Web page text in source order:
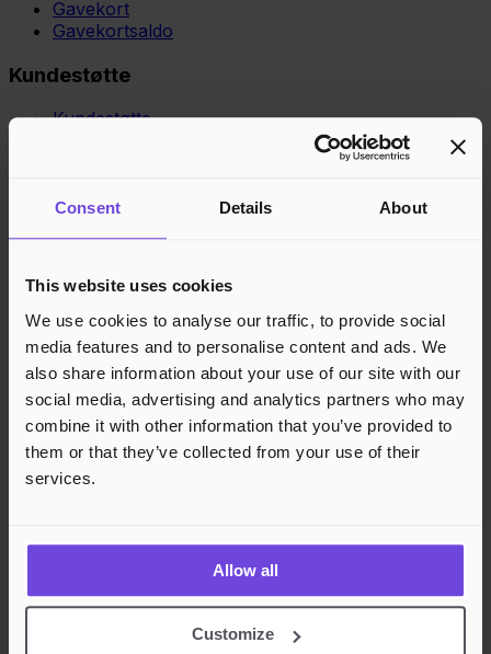
Consent Details About
This website uses cookies
We use cookies to analyse our traffic, to provide social
media features and to personalise content and ads. We
also share information about your use of our site with our
social media, advertising and analytics partners who may
combine it with other information that you’ve provided to
them or that they’ve collected from your use of their
services.
Allow all
Customize
Gavekort
Gavekortsaldo
Kundestøtte
Kundestøtte
Region Norge Danmark Sverige
Språk
English Dansk Svenska Deutsch Français
Godkjente betalingsmetoder
Rask og sikker betalingsbehandling